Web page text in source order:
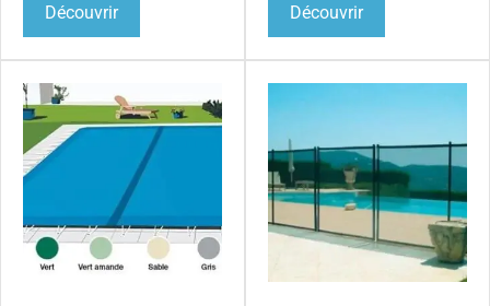
Découvrir Découvrir